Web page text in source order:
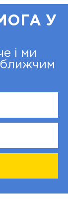
У
і ми